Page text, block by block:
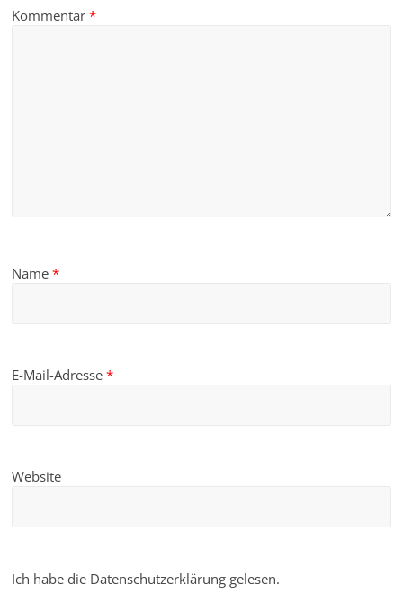
Kommentar*
Name*
E-Mail-Adresse*
Website
Ich habe die Datenschutzerklärung gelesen.